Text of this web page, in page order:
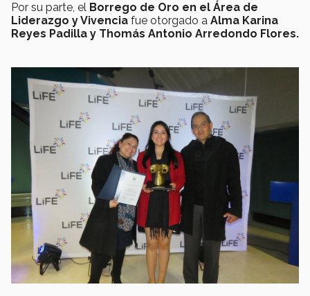
Por su parte, el Borrego de Oro en el Área de
Liderazgo y Vivencia fue otorgado a Alma Karina
Reyes Padilla y Thomás Antonio Arredondo Flores.